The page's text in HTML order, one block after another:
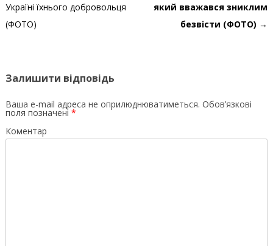
Україні їхнього добровольця
(ФОТО)
який вважався зниклим
безвісти (ФОТО) →
Залишити відповідь
Ваша e-mail адреса не оприлюднюватиметься. Обов’язкові
поля позначені *
Коментар